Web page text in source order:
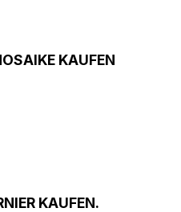
KAUFEN
KAUFEN.